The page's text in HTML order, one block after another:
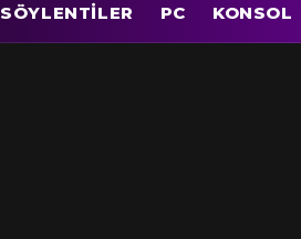
SÖYLENTILER PC KONSOL